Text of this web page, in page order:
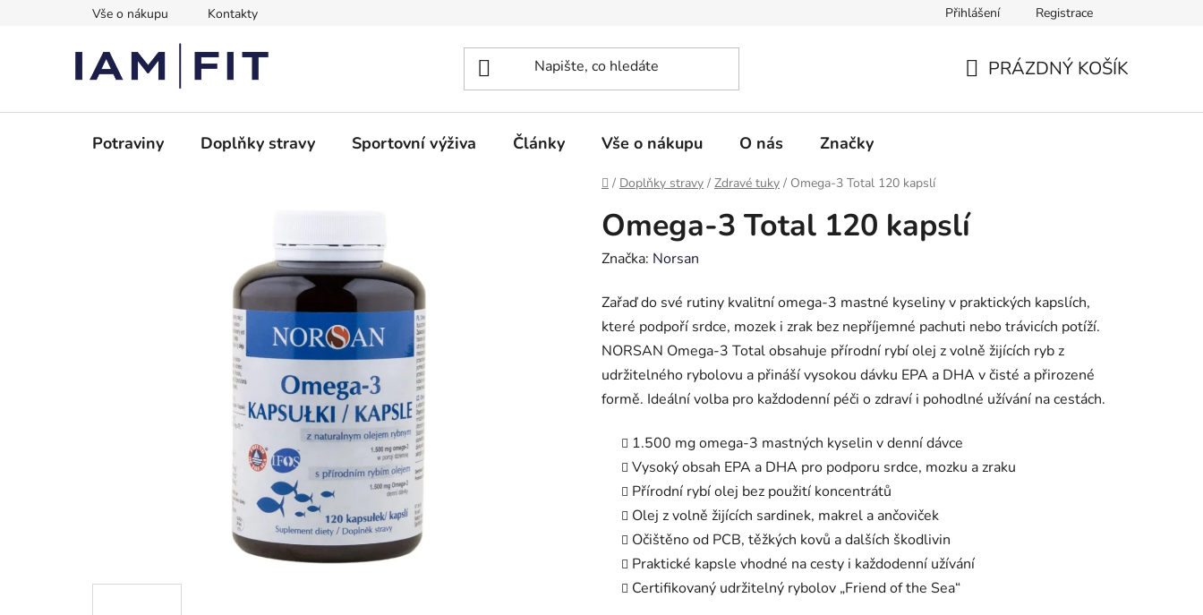
Vše o nákupu Kontakty Přihlášení Registrace
PRÁZDNÝ KOŠÍK
Potraviny Doplňky stravy Sportovní výživa Články Vše o nákupu O nás Značky
Domů
/ Doplňky stravy / Zdravé tuky / Omega-3 Total 120 kapslí
Omega-3 Total 120 kapslí
Značka: Norsan
Zařaď do své rutiny kvalitní omega-3 mastné kyseliny v praktických kapslích,
které podpoří srdce, mozek i zrak bez nepříjemné pachuti nebo trávicích potíží.
NORSAN Omega-3 Total obsahuje přírodní rybí olej z volně žijících ryb z
udržitelného rybolovu a přináší vysokou dávku EPA a DHA v čisté a přirozené
formě. Ideální volba pro každodenní péči o zdraví i pohodlné užívání na cestách.
1.500 mg omega-3 mastných kyselin v denní dávce
Vysoký obsah EPA a DHA pro podporu srdce, mozku a zraku
Přírodní rybí olej bez použití koncentrátů
Olej z volně žijících sardinek, makrel a ančoviček
Očištěno od PCB, těžkých kovů a dalších škodlivin
Praktické kapsle vhodné na cesty i každodenní užívání
Certifikovaný udržitelný rybolov „Friend of the Sea“